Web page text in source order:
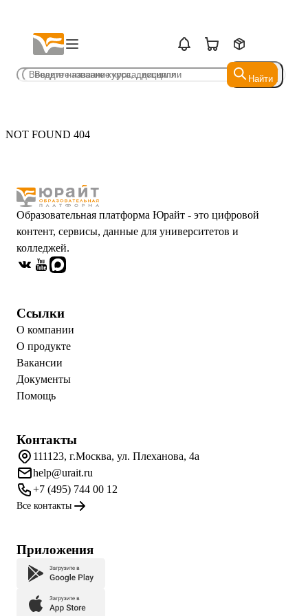
Найти
Найти
NOT FOUND 404
Образовательная платформа Юрайт - это цифровой
контент, сервисы, данные для университетов и
колледжей.
Ссылки
О компании
О продукте
Вакансии
Документы
Помощь
Контакты
111123, г.Москва, ул. Плеханова, 4а
help@urait.ru
+7 (495) 744 00 12
Все контакты
Приложения